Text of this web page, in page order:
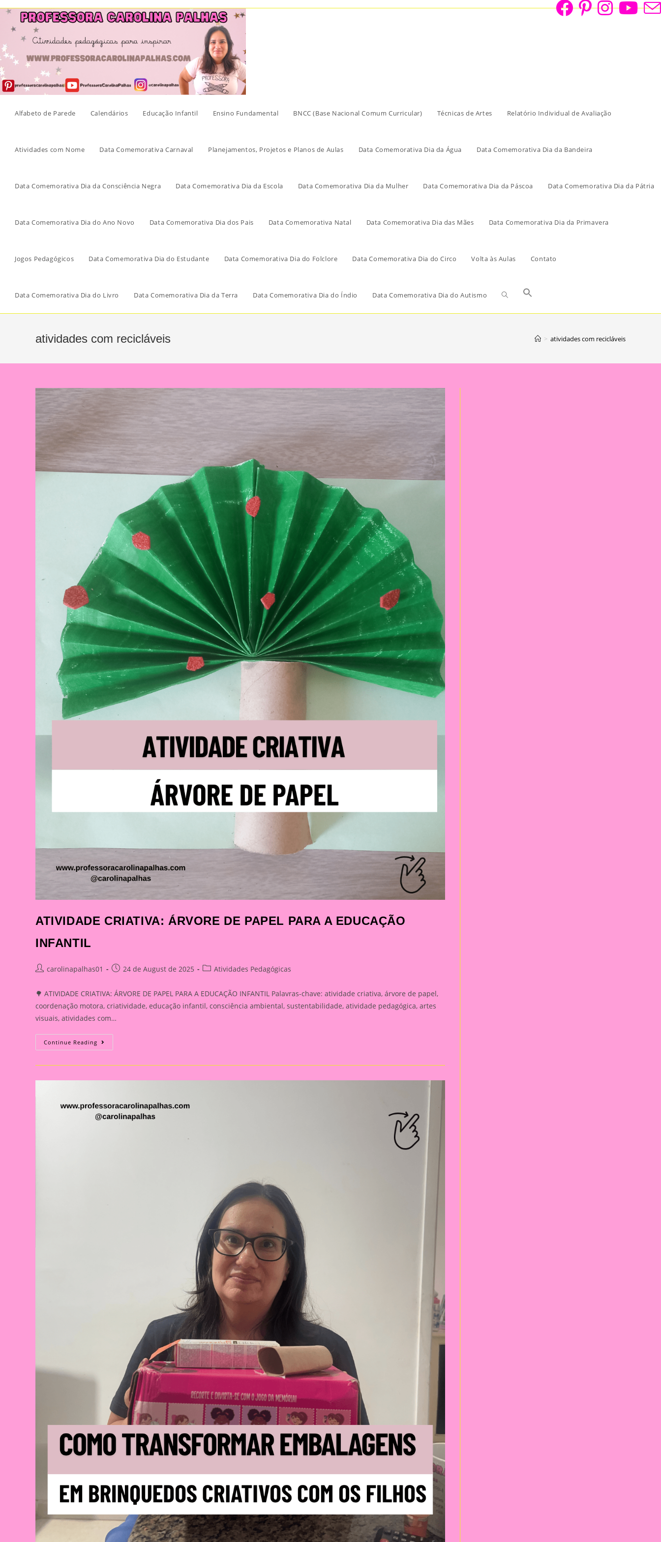
Skip
content
Alfabeto de Parede Calendários Educação Infantil Ensino Fundamental BNCC (Base Nacional Comum Curricular) Técnicas de Artes Relatório Individual de Avaliação
Atividades com Nome Data Comemorativa Carnaval Planejamentos, Projetos e Planos de Aulas Data Comemorativa Dia da Água Data Comemorativa Dia da Bandeira
Data Comemorativa Dia da Consciência Negra Data Comemorativa Dia da Escola Data Comemorativa Dia da Mulher Data Comemorativa Dia da Páscoa Data Comemorativa Dia da Pátria
Data Comemorativa Dia do Ano Novo Data Comemorativa Dia dos Pais Data Comemorativa Natal Data Comemorativa Dia das Mães Data Comemorativa Dia da Primavera
Jogos Pedagógicos Data Comemorativa Dia do Estudante Data Comemorativa Dia do Folclore Data Comemorativa Dia do Circo Volta às Aulas Contato
Data Comemorativa Dia do Livro Data Comemorativa Dia da Terra Data Comemorativa Dia do Índio Data Comemorativa Dia do Autismo
atividades com recicláveis > atividades com recicláveis
ATIVIDADE CRIATIVA: ÁRVORE DE PAPEL PARA A EDUCAÇÃO
INFANTIL
Postcarolinapalhas01
Post24 de August de 2025
PostAtividades Pedagógicas
🌳 ATIVIDADE CRIATIVA: ÁRVORE DE PAPEL PARA A EDUCAÇÃO INFANTIL Palavras-chave: atividade criativa, árvore de papel,
coordenação motora, criatividade, educação infantil, consciência ambiental, sustentabilidade, atividade pedagógica, artes
visuais, atividades com…
Continue Reading ATIVIDADE
CRIATIVA:
DE